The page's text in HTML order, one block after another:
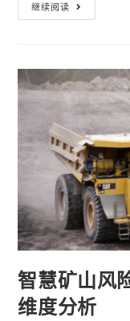
继续阅读
智慧矿山风
维度分析